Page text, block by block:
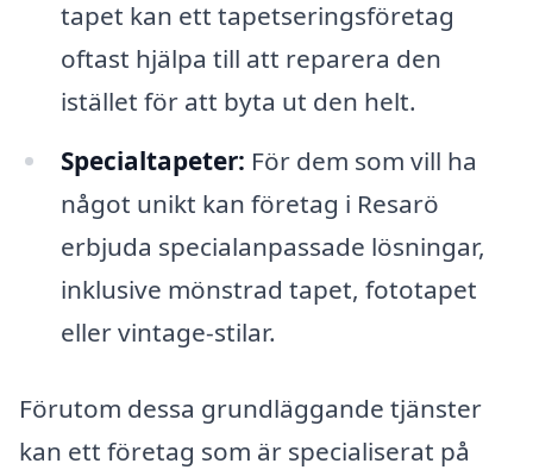
tapet kan ett tapetseringsföretag
oftast hjälpa till att reparera den
istället för att byta ut den helt.
Specialtapeter: För dem som vill ha
något unikt kan företag i Resarö
erbjuda specialanpassade lösningar,
inklusive mönstrad tapet, fototapet
eller vintage-stilar.
Förutom dessa grundläggande tjänster
kan ett företag som är specialiserat på